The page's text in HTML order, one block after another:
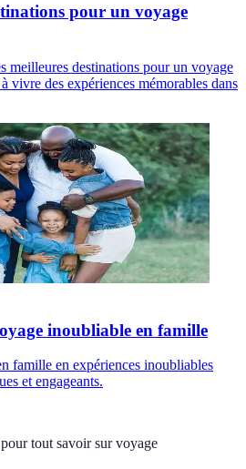
pour un voyage
meilleures destinations pour un voyage
vivre des expériences mémorables dans
inoubliable en famille
famille en expériences inoubliables
et engageants.
tout savoir sur voyage